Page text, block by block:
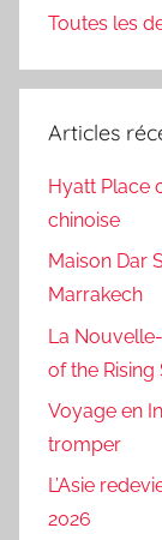
Toutes les
Articles
Hyatt Place
chinoise
Maison Dar
Marrakech
La
of the Rising
Voyage en
tromper
L’Asie
2026